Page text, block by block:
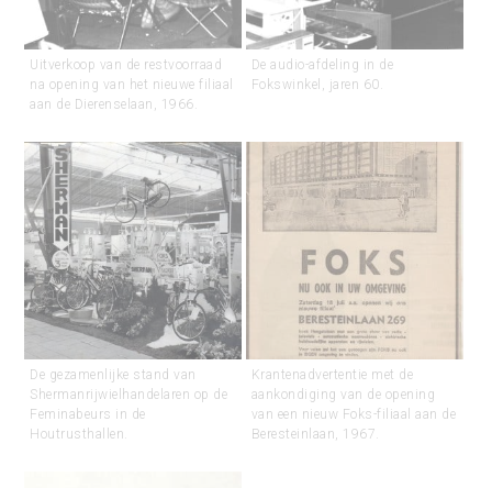
Uitverkoop van de restvoorraad
na opening van het nieuwe filiaal
aan de Dierenselaan, 1966.
De audio-afdeling in de
Fokswinkel, jaren 60.
De gezamenlijke stand van
Shermanrijwielhandelaren op de
Feminabeurs in de
Houtrusthallen.
Krantenadvertentie met de
aankondiging van de opening
van een nieuw Foks-filiaal aan de
Beresteinlaan, 1967.